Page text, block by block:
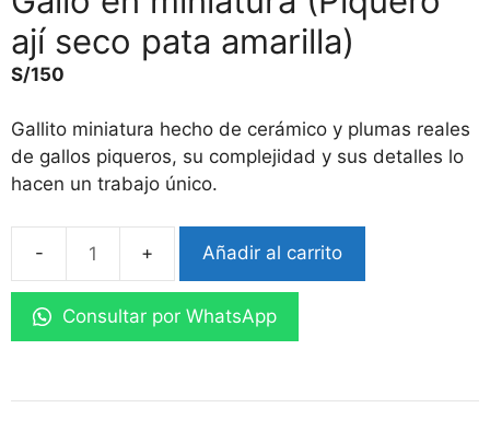
ají seco pata amarilla)
S/150
Gallito miniatura hecho de cerámico y plumas reales
de gallos piqueros, su complejidad y sus detalles lo
hacen un trabajo único.
Gallo
en
miniatura
(Piquero
seco
Añadir al carrito
Consultar por WhatsApp